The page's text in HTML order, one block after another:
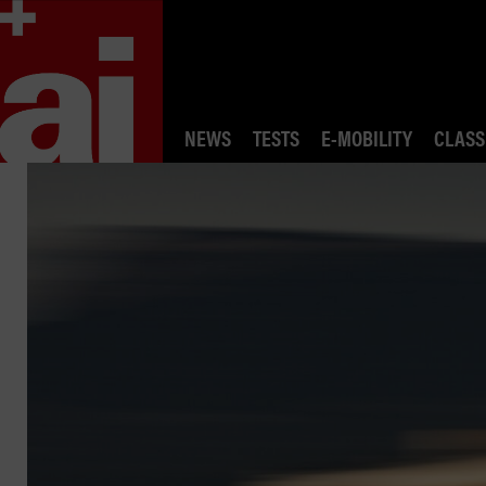
NEWS TESTS E-MOBILITY